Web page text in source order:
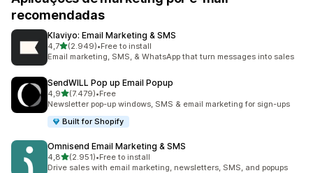
recomendadas
Klaviyo: Email Marketing & SMS
4,7de 5 estrelas
(2.949)
2949 total de avaliações
•Free to install
Email marketing, SMS, & WhatsApp that turn messages into sales
SendWILL Pop up Email Popup
4,9de 5 estrelas
(7.479)
7479 total de avaliações
•Free
Newsletter pop-up windows, SMS & email marketing for sign-ups
Built for Shopify
Omnisend Email Marketing & SMS
4,8de 5 estrelas
(2.951)
2951 total de avaliações
•Free to install
Drive sales with email marketing, newsletters, SMS, and popups